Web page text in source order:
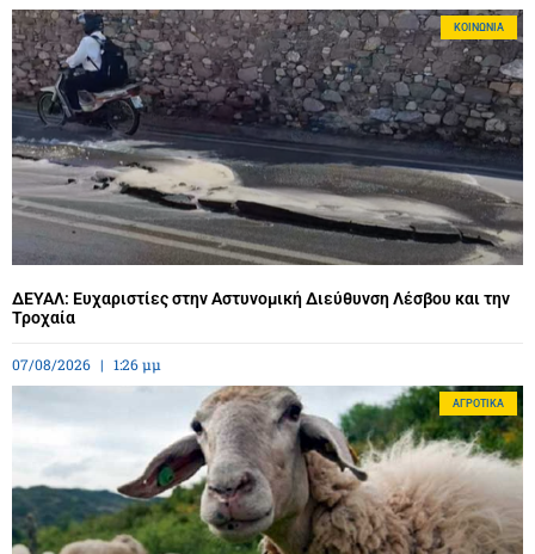
ΚΟΙΝΩΝΊΑ
ΔΕΥΑΛ: Ευχαριστίες στην Αστυνομική Διεύθυνση Λέσβου και την
Τροχαία
07/08/2026 1:26 μμ
ΑΓΡΟΤΙΚΆ